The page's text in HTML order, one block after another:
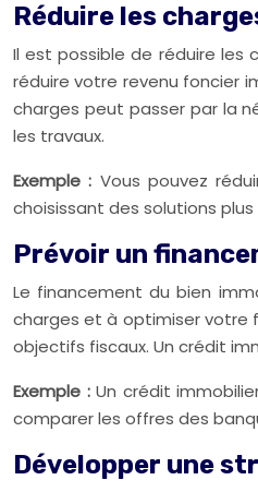
Réduire les
Il est possible de réduire les
réduire votre revenu foncier
charges peut passer par la
les travaux.
Exemple : Vous pouvez
choisissant des solutions
Prévoir un
Le financement du bien
charges et à optimiser votre
objectifs fiscaux. Un crédit
Exemple :Un crédit
comparer les offres des
Développer une